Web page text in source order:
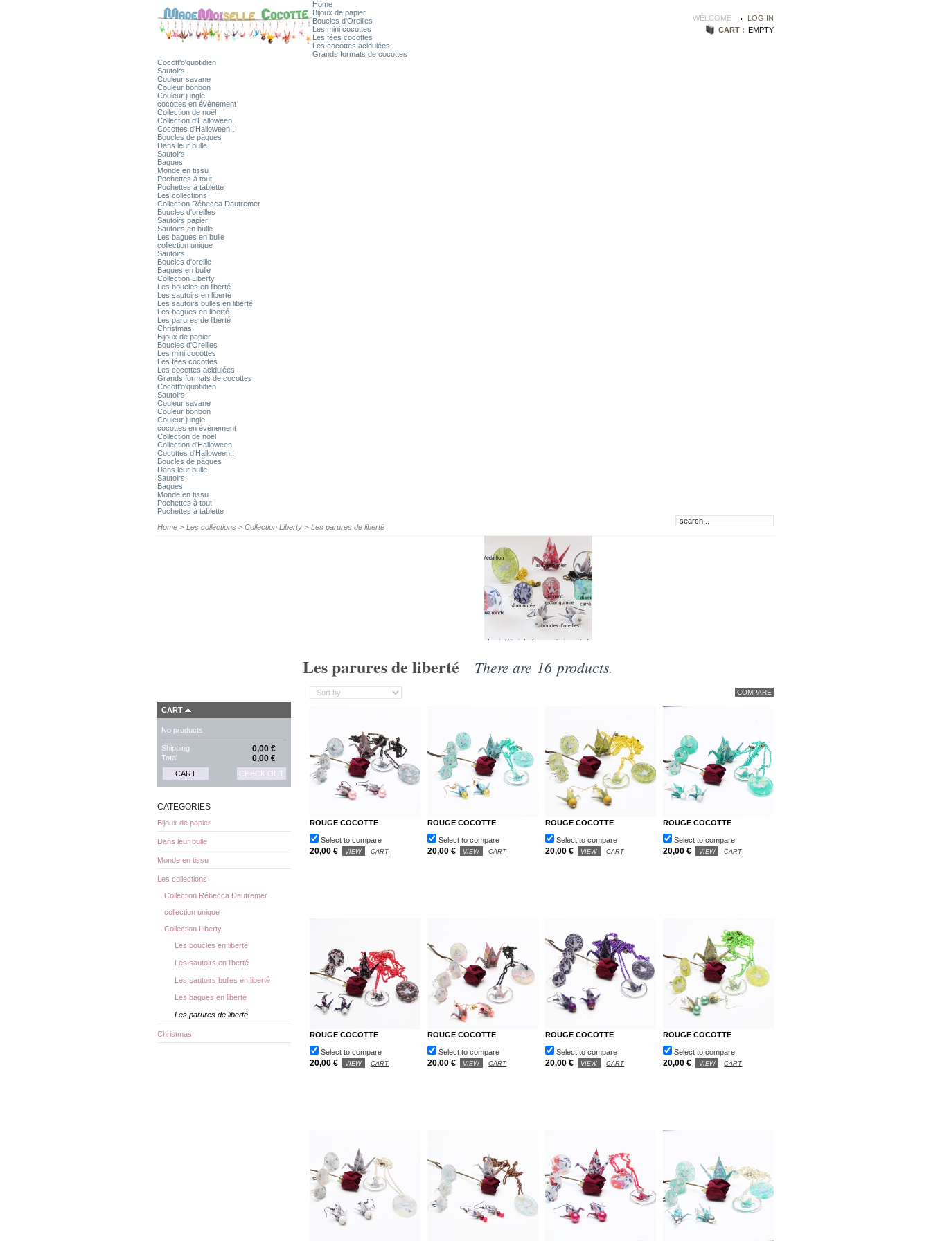
WELCOME
LOG IN
CART :
EMPTY
Home
Bijoux de papier
Boucles d'Oreilles
Les mini cocottes
Les fées cocottes
Les cocottes acidulées
Grands formats de cocottes
Cocott'o'quotidien
Sautoirs
Couleur savane
Couleur bonbon
Couleur jungle
cocottes en évènement
Collection de noël
Collection d'Halloween
Cocottes d'Halloween!!
Boucles de pâques
Dans leur bulle
Sautoirs
Bagues
Monde en tissu
Pochettes à tout
Pochettes à tablette
Les collections
Collection Rébecca Dautremer
Boucles d'oreilles
Sautoirs papier
Sautoirs en bulle
Les bagues en bulle
collection unique
Sautoirs
Boucles d'oreille
Bagues en bulle
Collection Liberty
Les boucles en liberté
Les sautoirs en liberté
Les sautoirs bulles en liberté
Les bagues en liberté
Les parures de liberté
Christmas
Bijoux de papier
Boucles d'Oreilles
Les mini cocottes
Les fées cocottes
Les cocottes acidulées
Grands formats de cocottes
Cocott'o'quotidien
Sautoirs
Couleur savane
Couleur bonbon
Couleur jungle
cocottes en évènement
Collection de noël
Collection d'Halloween
Cocottes d'Halloween!!
Boucles de pâques
Dans leur bulle
Sautoirs
Bagues
Monde en tissu
Pochettes à tout
Pochettes à tablette
Home > Les collections > Collection Liberty > Les parures de liberté
Les parures de liberté There are 16 products.
ROUGE COCOTTE
Select to compare
20,00 € VIEW CART
ROUGE COCOTTE
Select to compare
20,00 € VIEW CART
ROUGE COCOTTE
Select to compare
20,00 € VIEW CART
ROUGE COCOTTE
Select to compare
20,00 € VIEW CART
ROUGE COCOTTE
Select to compare
20,00 € VIEW CART
ROUGE COCOTTE
Select to compare
20,00 € VIEW CART
ROUGE COCOTTE
Select to compare
20,00 € VIEW CART
ROUGE COCOTTE
Select to compare
20,00 € VIEW CART
CART
No products
Shipping 0,00 €
Total 0,00 €
CART CHECK OUT
CATEGORIES
Bijoux de papier
Dans leur bulle
Monde en tissu
Les collections
Collection Rébecca Dautremer
collection unique
Collection Liberty
Les boucles en liberté
Les sautoirs en liberté
Les sautoirs bulles en liberté
Les bagues en liberté
Les parures de liberté
Christmas